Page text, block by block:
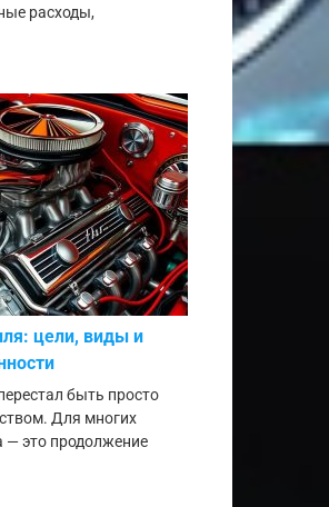
расходы,
цели, виды и
быть просто
Для многих
это продолжение